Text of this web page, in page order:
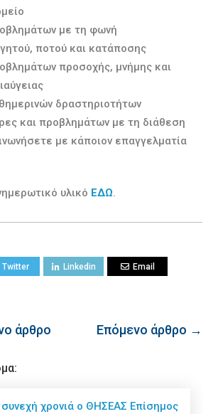
με τη φωνή
ποτού και κατάποσης
προσοχής, μνήμης και
δραστηριοτήτων
και προβλημάτων με τη διάθεση
με κάποιον επαγγελματία
υλικό ΕΔΩ.
Twitter Linkedin Email
άρθρο Επόμενο άρθρο →
συνεχή χρονιά ο ΘΗΣΕΑΣ Επίσημος